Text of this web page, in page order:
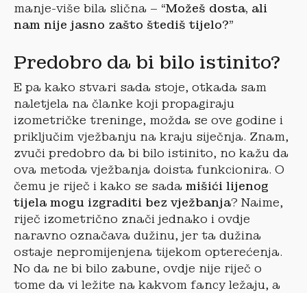
manje-više bila slična – “Možeš dosta, ali
nam nije jasno zašto štediš tijelo?”
Predobro da bi bilo istinito?
E pa kako stvari sada stoje, otkada sam
naletjela na članke koji propagiraju
izometričke treninge, možda se ove godine i
priključim vježbanju na kraju siječnja. Znam,
zvuči predobro da bi bilo istinito, no kažu da
ova metoda vježbanja doista funkcionira. O
čemu je riječ i kako se sada mišići lijenog
tijela mogu izgraditi bez vježbanja? Naime,
riječ izometrično znači jednako i ovdje
naravno označava dužinu, jer ta dužina
ostaje nepromijenjena tijekom opterećenja.
No da ne bi bilo zabune, ovdje nije riječ o
tome da vi ležite na kakvom fancy ležaju, a